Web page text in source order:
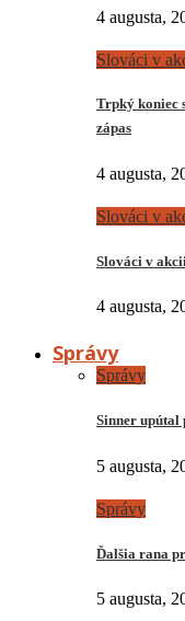
4 augusta,
Slováci v
Trpký koniec
zápas
4 augusta,
Slováci v
Slováci v
4 augusta,
Správy
Správy
Sinner
5 augusta,
Správy
Ďalšia rana
5 augusta,